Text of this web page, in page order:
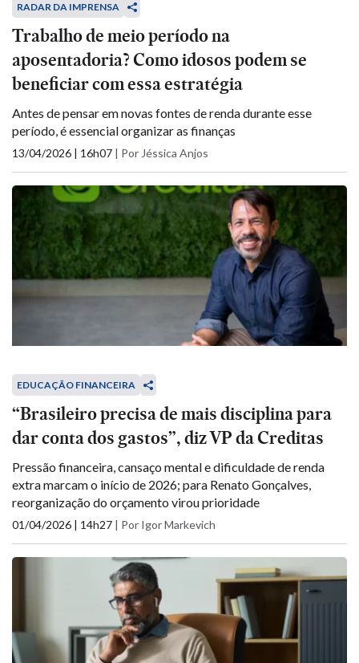
RADAR DA IMPRENSA
Trabalho de meio período na
aposentadoria? Como idosos podem se
beneficiar com essa estratégia
Antes de pensar em novas fontes de renda durante esse
período, é essencial organizar as finanças
13/04/2026 | 16h07 | Por Jéssica Anjos
EDUCAÇÃO FINANCEIRA
“Brasileiro precisa de mais disciplina para
dar conta dos gastos”, diz VP da Creditas
Pressão financeira, cansaço mental e dificuldade de renda
extra marcam o início de 2026; para Renato Gonçalves,
reorganização do orçamento virou prioridade
01/04/2026 | 14h27 | Por Igor Markevich